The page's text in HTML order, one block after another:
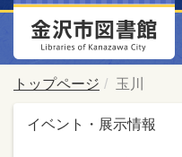
トップページ 玉川
イベント・展示情報